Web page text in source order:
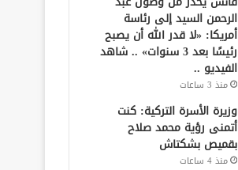
الرحمن السيد إلى رئاسة
أمريكا: «لا قدر الله أن يصبح
رئيسًا بعد 3 سنوات» .. شاهد
الفيديو ..
منذ 3 ساعات
وزيرة الأسرة التركية: كنت
أتمنى رؤية محمد صلاح
بقميص بشكتاش
منذ 4 ساعات